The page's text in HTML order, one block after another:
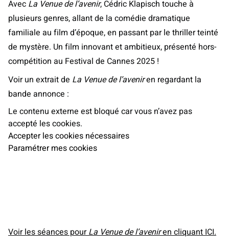
Avec La Venue de l’avenir, Cédric Klapisch touche à
plusieurs genres, allant de la comédie dramatique
familiale au film d’époque, en passant par le thriller teinté
de mystère. Un film innovant et ambitieux, présenté hors-
compétition au Festival de Cannes 2025 !
Voir un extrait de La Venue de l’aveniren regardant la
bande annonce :
Le contenu externe est bloqué car vous n’avez pas
accepté les cookies.
Accepter les cookies nécessaires
Paramétrer mes cookies
Voir les séances pourLa Venue de l’aveniren cliquant ICI.